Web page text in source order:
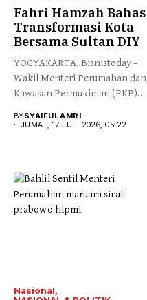
Fahri Hamzah Bahas
Transformasi Kota
Bersama Sultan DIY
YOGYAKARTA, Bisnistoday –
Wakil Menteri Perumahan dan
Kawasan Permukiman (PKP)
BYSYAIFUL AMRI
JUMAT, 17 JULI 2026, 05:22
Nasional